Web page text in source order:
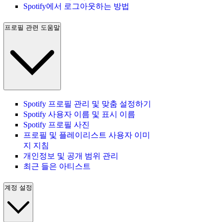
Spotify에서 로그아웃하는 방법
프로필 관련 도움말
Spotify 프로필 관리 및 맞춤 설정하기
Spotify 사용자 이름 및 표시 이름
Spotify 프로필 사진
프로필 및 플레이리스트 사용자 이미
지 지침
개인정보 및 공개 범위 관리
최근 들은 아티스트
계정 설정